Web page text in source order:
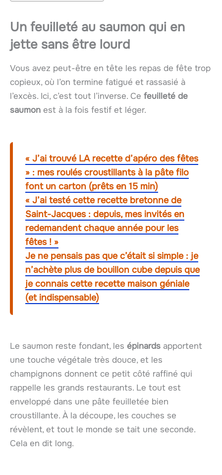
Un feuilleté au saumon qui en
jette sans être lourd
Vous avez peut-être en tête les repas de fête trop
copieux, où l’on termine fatigué et rassasié à
l’excès. Ici, c’est tout l’inverse. Ce feuilleté de
saumon est à la fois festif et léger.
« J’ai trouvé LA recette d’apéro des fêtes
» : mes roulés croustillants à la pâte filo
font un carton (prêts en 15 min)
« J’ai testé cette recette bretonne de
Saint-Jacques : depuis, mes invités en
redemandent chaque année pour les
fêtes ! »
Je ne pensais pas que c’était si simple : je
n’achète plus de bouillon cube depuis que
je connais cette recette maison géniale
(et indispensable)
Le saumon reste fondant, les épinards apportent
une touche végétale très douce, et les
champignons donnent ce petit côté raffiné qui
rappelle les grands restaurants. Le tout est
enveloppé dans une pâte feuilletée bien
croustillante. À la découpe, les couches se
révèlent, et tout le monde se tait une seconde.
Cela en dit long.